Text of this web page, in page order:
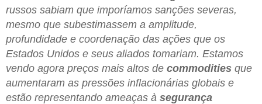
russos sabiam que imporíamos sanções severas,
mesmo que subestimassem a amplitude,
profundidade e coordenação das ações que os
Estados Unidos e seus aliados tomariam. Estamos
vendo agora preços mais altos de commodities que
aumentaram as pressões inflacionárias globais e
estão representando ameaças à segurança